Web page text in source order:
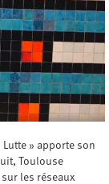
» apporte son
Toulouse
les réseaux